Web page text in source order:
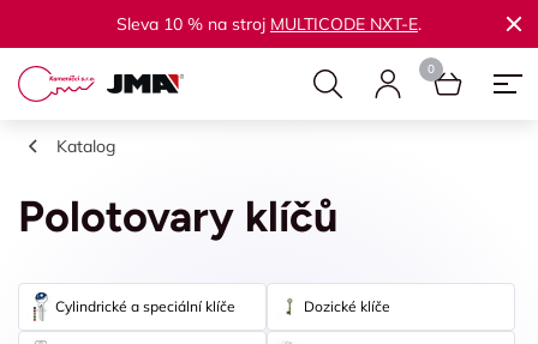
Sleva 10 % na stroj MULTICODE NXT-E.
Katalog
Polotovary klíčů
Cylindrické a speciální klíče Dozické klíče